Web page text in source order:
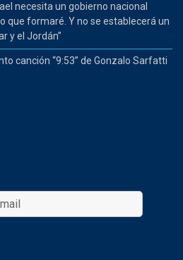
necesita un gobierno nacional
que formaré. Y no se establecerá un
y el Jordán”
canción “9:53” de Gonzalo Sarfatti